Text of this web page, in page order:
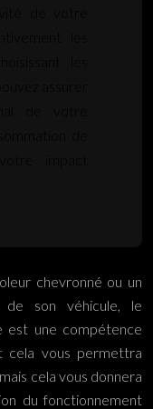
chevronné ou un
de son véhicule, le
est une compétence
cela vous permettra
cela vous donnera
du fonctionnement